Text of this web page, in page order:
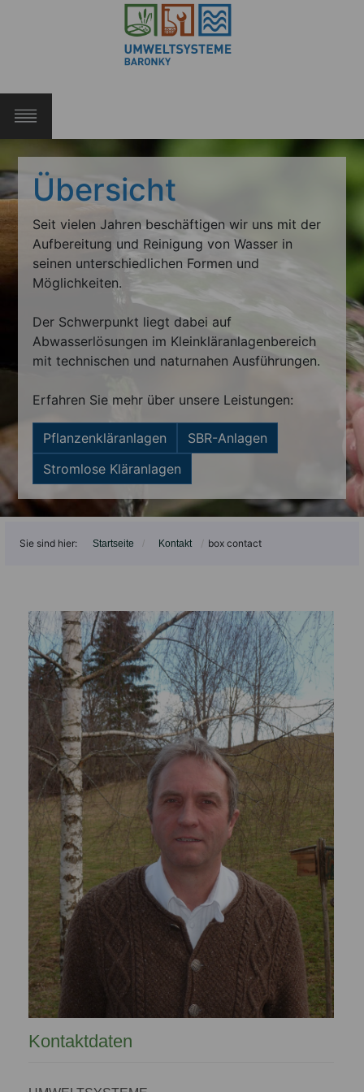
STARTSEITE
KLEINKLÄRANLAGEN
LEISTUNGEN
HOCHWASSERSCHUTZ
GESCHICHTE
Übersicht
Seit vielen Jahren beschäftigen wir uns mit der
Aufbereitung und Reinigung von Wasser in
seinen unterschiedlichen Formen und
Möglichkeiten.
Der Schwerpunkt liegt dabei auf
Abwasserlösungen im Kleinkläranlagenbereich
mit technischen und naturnahen Ausführungen.
Erfahren Sie mehr über unsere Leistungen:
Pflanzenkläranlagen
SBR-Anlagen
Stromlose Kläranlagen
Sie sind hier: Startseite Kontakt box contact
Kontaktdaten